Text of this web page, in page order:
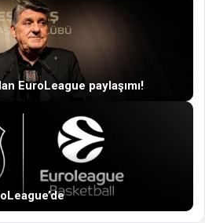
EuroLeague paylaşımı!